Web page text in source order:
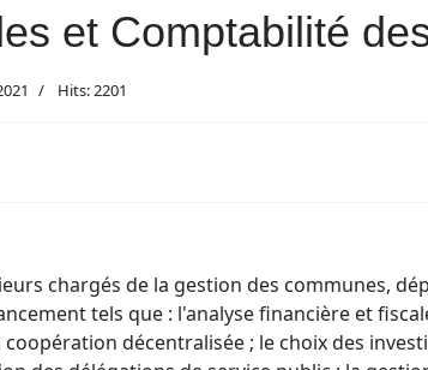
et Comptabilité
Hits: 2201
chargés de la gestion des communes,
tels que : l'analyse financière et
décentralisée ; le choix des